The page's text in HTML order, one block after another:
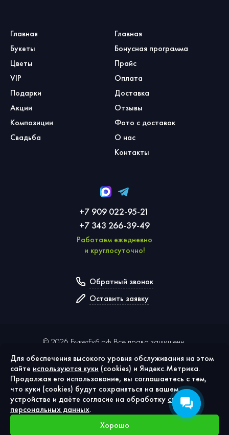
Главная
Букеты
Цветы
VIP
Подарки
Акции
Композиции
Свадьба
Главная
Бонусная программа
Прайс
Оплата
Доставка
Отзывы
Фото с доставок
О нас
Контакты
+7 909 022-95-21
+7 343 266-39-49
Работаем ежедневно
и круглосуточно!
Обратный звонок
Оставить заявку
© 2026 БукетЕкб.рф Все права защищены.
Политика конфиденциальности
Публичная оферта
Согласие на обработку персональных данных
Использование cookies
Для обеспечения высокого уровня обслуживания на этом
сайте используются куки (cookies) и Яндекс.Метрика.
Продолжая его использование, вы соглашаетесь с тем,
что куки (cookies) будут сохраняться на вашем
устройстве и даёте согласие на обработку своих
персональных данных.
Хорошо